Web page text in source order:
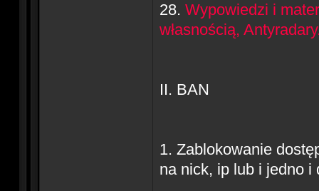
28. Wypowiedzi i
własnością,
II. BAN
1. Zablokowanie
na nick, ip lub i jedno i